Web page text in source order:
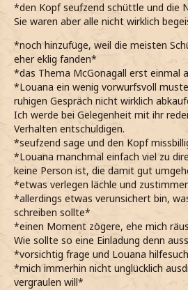
*den Kopf seufzend schüttle und die
Sie waren aber alle nicht wirklich
*noch hinzufüge, weil die meisten
eher eklig fanden*
*das Thema McGonagall erst einmal
*Louana ein wenig vorwurfsvoll
ruhigen Gespräch nicht wirklich
Ich werde bei Gelegenheit mit ihr
Verhalten entschuldigen.
*seufzend sage und den Kopf
*Louana manchmal einfach viel zu
keine Person ist, die damit gut
*etwas verlegen lächle und
*allerdings etwas verunsichert bin,
schreiben sollte*
*einen Moment zögere, ehe mich
Wie sollte so eine Einladung denn
*vorsichtig frage und Louana
*mich immerhin nicht unglücklich
vergraulen will*